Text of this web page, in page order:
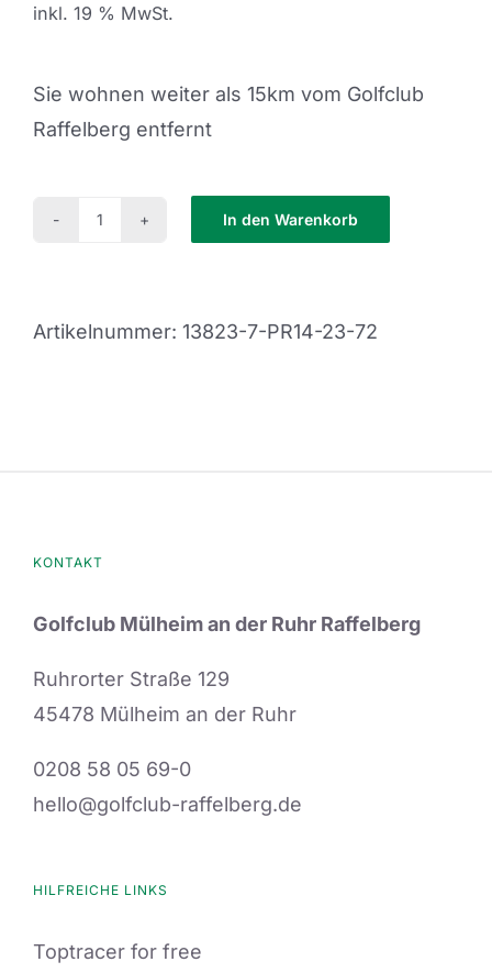
inkl. 19 % MwSt.
Sie wohnen weiter als 15km vom Golfclub
Raffelberg entfernt
Menge
In den Warenkorb
Artikelnummer: 13823-7-PR14-23-72
KONTAKT
Golfclub Mülheim an der Ruhr Raffelberg
Ruhrorter Straße 129
45478 Mülheim an der Ruhr
0208 58 05 69-0
hello@golfclub-raffelberg.de
HILFREICHE LINKS
Toptracer for free